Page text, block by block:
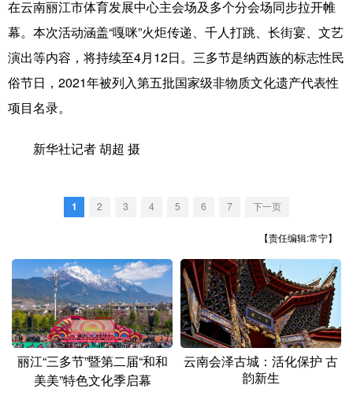
四川 贵州 云南 西藏
陕西 青海 宁夏
新疆 内蒙古 黑龙江
Русский язык 日本語
在云南丽江市体育发展中心主会场及多个分会场同步拉开帷
幕。本次活动涵盖“嘎咪”火炬传递、千人打跳、长街宴、文艺
演出等内容，将持续至4月12日。三多节是纳西族的标志性民
俗节日，2021年被列入第五批国家级非物质文化遗产代表性
项目名录。
新华社记者 胡超 摄
1 2 3 4 5 6 7 下一页
【责任编辑:常宁】
丽江“三多节”暨第二届“和和
美美”特色文化季启幕
云南会泽古城：活化保护 古
韵新生